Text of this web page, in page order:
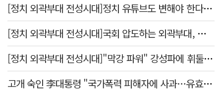
[정치 외곽부대 전성시대]정치 유튜브도 변해야 한다 "화합과 존중"
[정치 외곽부대 전성시대]국회 압도하는 외곽부대, 목소리 왜 커지나?
[정치 외곽부대 전성시대]"막강 파워" 강성파에 휘둘리는 여야 …"이슈 메이킹" 커지는 변방의 북소리
고개 숙인 李대통령 "국가폭력 피해자에 사과…유효기간 없는 책임"